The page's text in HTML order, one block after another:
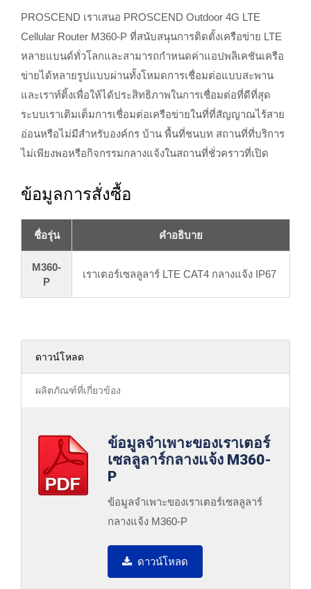
PROSCEND เราเสนอ PROSCEND Outdoor 4G LTE
Cellular Router M360-P ที่สนับสนุนการติดตั้งเครือข่าย LTE
หลายแบนด์ทั่วโลกและสามารถกำหนดค่าแอปพลิเคชันเครือ
ข่ายได้หลายรูปแบบผ่านทั้งโหมดการเชื่อมต่อแบบสะพาน
และเราท์ติ้งเพื่อให้ได้ประสิทธิภาพในการเชื่อมต่อที่ดีที่สุด
ระบบเราเติมเต็มการเชื่อมต่อเครือข่ายในที่ที่สัญญาณไร้สาย
อ่อนหรือไม่มีสำหรับองค์กร บ้าน พื้นที่ชนบท สถานที่ที่บริการ
ไม่เพียงพอหรือกิจกรรมกลางแจ้งในสถานที่ชั่วคราวที่เปิด
ข้อมูลการสั่งซื้อ
ชื่อรุ่น คำอธิบาย
M360-
P
เราเตอร์เซลลูลาร์ LTE CAT4 กลางแจ้ง IP67
ดาวน์โหลด
ผลิตภัณฑ์ที่เกี่ยวข้อง
ข้อมูลจำเพาะของเราเตอร์
เซลลูลาร์กลางแจ้ง M360-
P
ข้อมูลจำเพาะของเราเตอร์เซลลูลาร์
กลางแจ้ง M360-P
ดาวน์โหลด